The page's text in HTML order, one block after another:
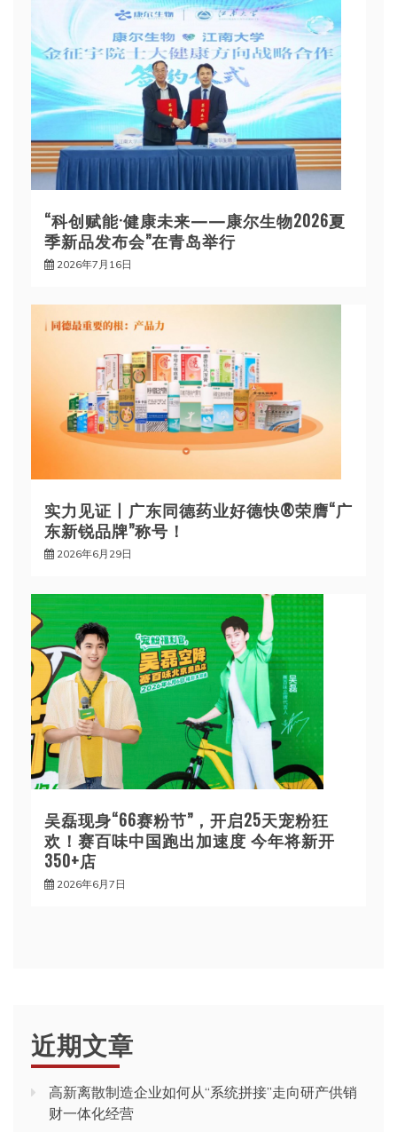
“科创赋能·健康未来——康尔生物2026夏
季新品发布会”在青岛举行
2026年7月16日
实力见证丨广东同德药业好德快®荣膺“广
东新锐品牌”称号！
2026年6月29日
吴磊现身“66赛粉节”，开启25天宠粉狂
欢！赛百味中国跑出加速度 今年将新开
350+店
2026年6月7日
近期文章
高新离散制造企业如何从“系统拼接”走向研产供销
财一体化经营